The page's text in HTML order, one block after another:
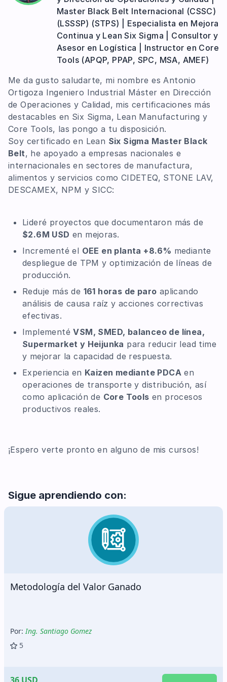
Trabajo en equipo
Kaizen
El Kaizen - Ing. Alfredo Quito
Master Black Belt Internacional (CSSC)
(LSSSP) (STPS) | Especialista en Mejora
Continua y Lean Six Sigma | Consultor y
Asesor en Logística | Instructor en Core
Tools (APQP, PPAP, SPC, MSA, AMEF)
Me da gusto saludarte, mi nombre es Antonio
Ortigoza Ingeniero Industrial Máster en Dirección
de Operaciones y Calidad, mis certificaciones más
destacables en Six Sigma, Lean Manufacturing y
Core Tools, las pongo a tu disposición.
Soy certificado en Lean Six Sigma Master Black
Belt, he apoyado a empresas nacionales e
internacionales en sectores de manufactura,
alimentos y servicios como CIDETEQ, STONE LAV,
DESCAMEX, NPM y SICC:
Lideré proyectos que documentaron más de
$2.6M USD en mejoras.
Incrementé el OEE en planta +8.6% mediante
despliegue de TPM y optimización de líneas de
producción.
Reduje más de 161 horas de paro aplicando
análisis de causa raíz y acciones correctivas
efectivas.
ImplementéVSM, SMED, balanceo de línea,
Supermarket y Heijunka para reducir lead time
y mejorar la capacidad de respuesta.
Experiencia en Kaizen mediante PDCA en
operaciones de transporte y distribución, así
como aplicación de Core Tools en procesos
productivos reales.
¡Espero verte pronto en alguno de mis cursos!
Sigue aprendiendo con:
Metodología del Valor Ganado
Por:Ing. Santiago Gomez
5